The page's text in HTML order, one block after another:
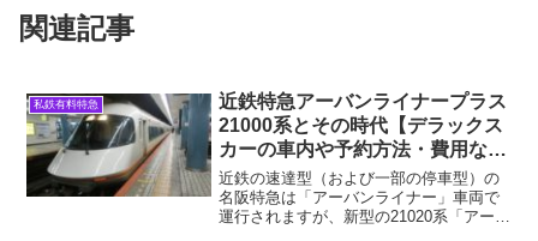
関連記事
私鉄有料特急
近鉄特急アーバンライナープラス
21000系とその時代【デラックス
カーの車内や予約方法・費用な
ど】
近鉄の速達型（および一部の停車型）の
名阪特急は「アーバンライナー」車両で
運行されますが、新型の21020系「アーバ